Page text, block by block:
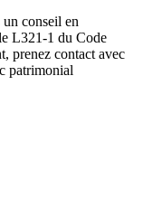
conseil en
L321-1 du Code
prenez contact avec
patrimonial